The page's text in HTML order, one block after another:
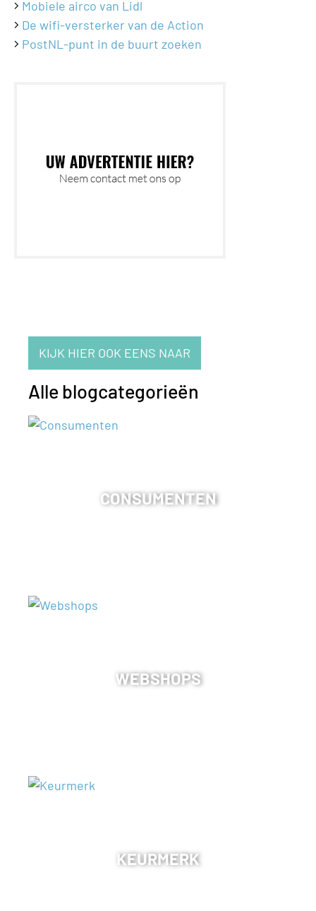
Mobiele airco van Lidl
De wifi-versterker van de Action
PostNL-punt in de buurt zoeken
KIJK HIER OOK EENS NAAR
Alle blogcategorieën
CONSUMENTEN
WEBSHOPS
KEURMERK